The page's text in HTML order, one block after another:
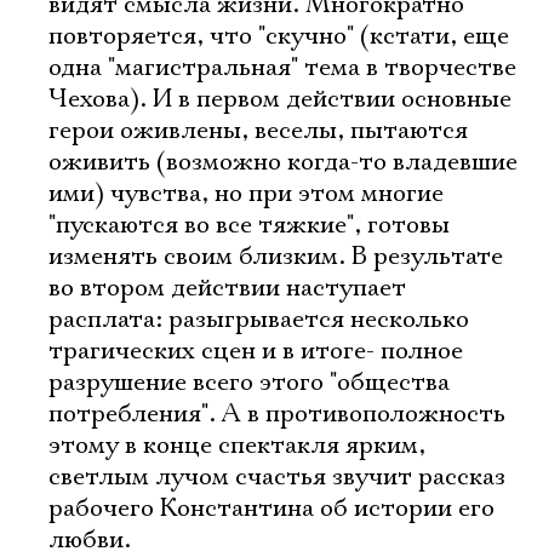
повторяется, что "скучно" (кстати, еще
одна "магистральная" тема в творчестве
Чехова). И в первом действии основные
герои оживлены, веселы, пытаются
оживить (возможно когда-то владевшие
ими) чувства, но при этом многие
"пускаются во все тяжкие", готовы
изменять своим близким. В результате
во втором действии наступает
расплата: разыгрывается несколько
трагических сцен и в итоге- полное
разрушение всего этого "общества
потребления". А в противоположность
этому в конце спектакля ярким,
светлым лучом счастья звучит рассказ
рабочего Константина об истории его
любви.